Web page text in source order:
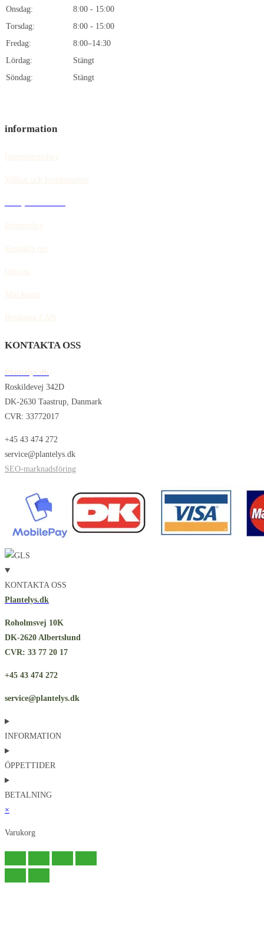
Onsdag:
8:00 - 15:00
Torsdag:
8:00 - 15:00
Fredag:
8:00–14:30
Lördag:
Stängt
Söndag:
Stängt
information
Integritetspolicy
Villkor och bestämmelser
Returpolicy
Kontakta oss
Om oss
Mitt konto
Betalning EAN
KONTAKTA OSS
Plantelys.dk
Roskildevej 342D
DK-2630 Taastrup, Danmark
CVR: 33772017
+45 43 474 272
service@plantelys.dk
SEO-marknadsföring
KONTAKTA OSS
Plantelys.dk
Roholmsvej 10K
DK-2620 Albertslund
CVR: 33 77 20 17
+45 43 474 272
service@plantelys.dk
INFORMATION
ÖPPETTIDER
BETALNING
×
Varukorg